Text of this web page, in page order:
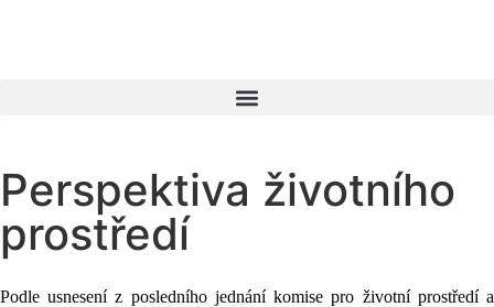
Perspektiva životního
prostředí
Podle usnesení z posledního jednání komise pro životní prostředí a